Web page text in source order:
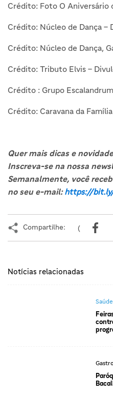
Crédito: Foto O Aniversário
Crédito: Núcleo de Dança –
Crédito: Núcleo de Dança,
Crédito: Tributo Elvis –
Crédito : Grupo
Crédito: Caravana da
Quer mais dicas e
Inscreva-se na nossa
Semanalmente, você
no seu e-mail:https://
Compartilhe: (
Notícias relacionadas
Saúde